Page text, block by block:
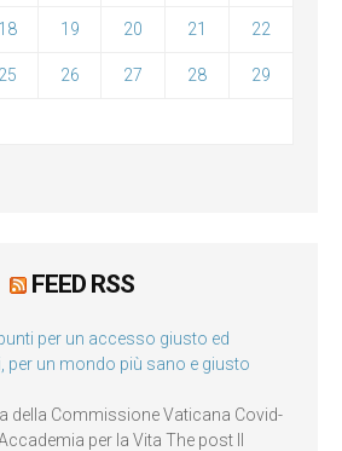
18 19 20 21 22
25 26 27 28 29
FEED RSS
per un accesso giusto ed
per un mondo più sano e giusto
della Commissione Vaticana Covid-
per la Vita The post Il